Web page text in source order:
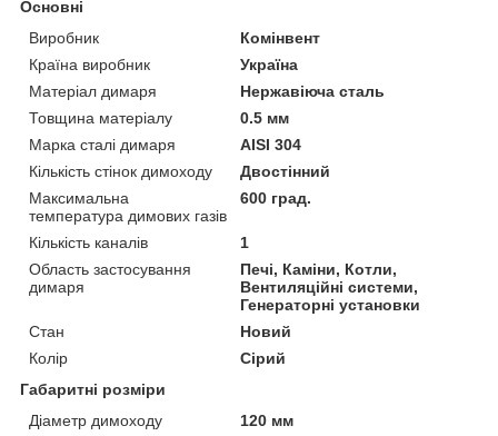
Основні
Виробник
Комінвент
Країна виробник
Україна
Матеріал димаря
Нержавіюча сталь
Товщина матеріалу
0.5 мм
Марка сталі димаря
AISI 304
Кількість стінок димоходу
Двостінний
Максимальна
температура димових газів
600 град.
Кількість каналів
1
Область застосування
димаря
Печі, Каміни, Котли,
Вентиляційні системи,
Генераторні установки
Стан
Новий
Колір
Сірий
Габаритні розміри
Діаметр димоходу
120 мм